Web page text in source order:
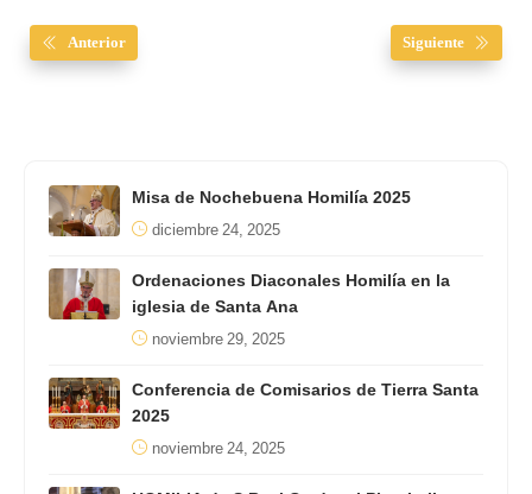
Anterior Siguiente
Misa de Nochebuena Homilía 2025
diciembre 24, 2025
Ordenaciones Diaconales Homilía en la
iglesia de Santa Ana
noviembre 29, 2025
Conferencia de Comisarios de Tierra Santa
2025
noviembre 24, 2025